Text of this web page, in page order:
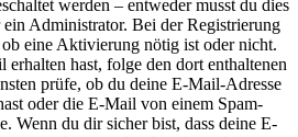
werden – entweder musst du dies
ein Administrator. Bei der Registrierung
eine Aktivierung nötig ist oder nicht.
erhalten hast, folge den dort enthaltenen
prüfe, ob du deine E-Mail-Adresse
oder die E-Mail von einem Spam-
Wenn du dir sicher bist, dass deine E-